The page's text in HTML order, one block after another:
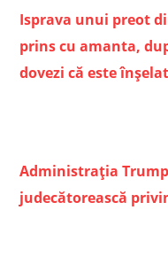
Isprava unui preot
prins cu amanta,
dovezi că este înșelat
Administrația
judecătorească